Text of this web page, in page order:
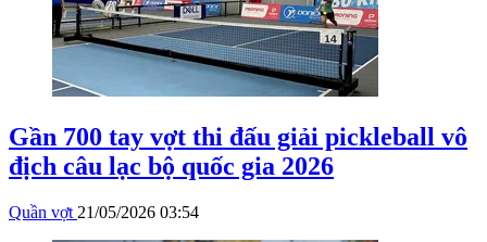
Gần 700 tay vợt thi đấu giải pickleball vô
địch câu lạc bộ quốc gia 2026
Quần vợt 21/05/2026 03:54